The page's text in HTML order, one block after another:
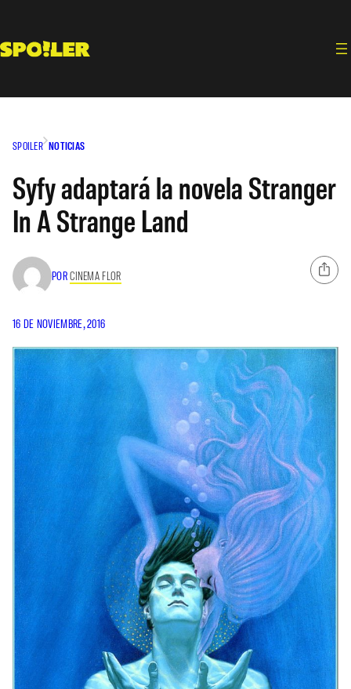
contenido
SPOILER NOTICIAS
Syfy adaptará la novela Stranger
In A Strange Land
PORCINEMA FLOR
16 DE NOVIEMBRE, 2016